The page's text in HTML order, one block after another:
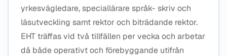
yrkesvägledare, speciallärare språk- skriv och
läsutveckling samt rektor och biträdande rektor.
EHT träffas vid två tillfällen per vecka och arbetar
då både operativt och förebyggande utifrån